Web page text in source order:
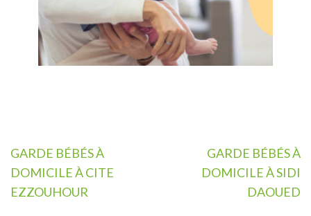
Navigation
de
l’article
GARDE BÉBÉS À
DOMICILE À CITE
EZZOUHOUR
GARDE BÉBÉS À
DOMICILE À SIDI
DAOUED